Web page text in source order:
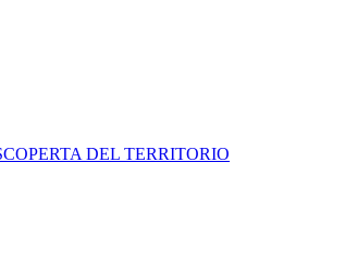
DELLA POLIZIA